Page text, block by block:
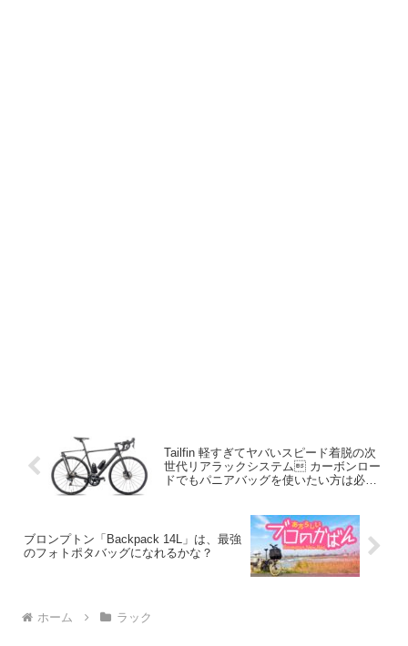
Tailfin 軽すぎてヤバいスピード着脱の次
世代リアラックシステム カーボンロー
ドでもパニアバッグを使いたい方は必
ブロンプトン「Backpack 14L」は、最強
のフォトポタバッグになれるかな？
ホーム ラック